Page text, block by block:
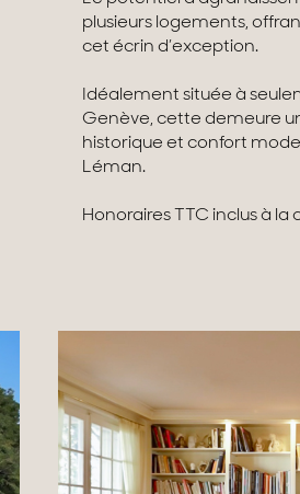
plusieurs logements,
cet écrin d’exception.
Idéalement située à
Genève, cette demeure
historique et confort
Léman.
Honoraires TTC inclus à